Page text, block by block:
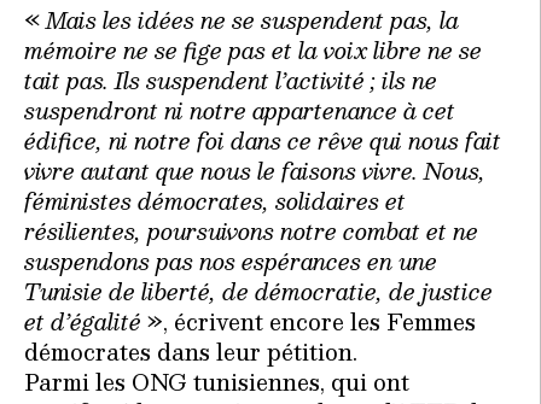
«Mais les idées ne se suspendent pas, la
mémoire ne se fige pas et la voix libre ne se
tait pas. Ils suspendent l’activité ; ils ne
suspendront ni notre appartenance à cet
édifice, ni notre foi dans ce rêve qui nous fait
vivre autant que nous le faisons vivre. Nous,
féministes démocrates, solidaires et
résilientes, poursuivons notre combat et ne
suspendons pas nos espérances en une
Tunisie de liberté, de démocratie, de justice
et d’égalité», écrivent encore les Femmes
démocrates dans leur pétition.
Parmi les ONG tunisiennes, qui ont